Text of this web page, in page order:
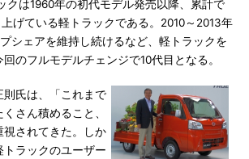
は1960年の初代モデル発売以降、累計で
げている軽トラックである。2010～2013年
シェアを維持し続けるなど、軽トラックを
のフルモデルチェンジで10代目となる。
氏は、「これまで
さん積めること、
されてきた。しか
トラックのユーザー